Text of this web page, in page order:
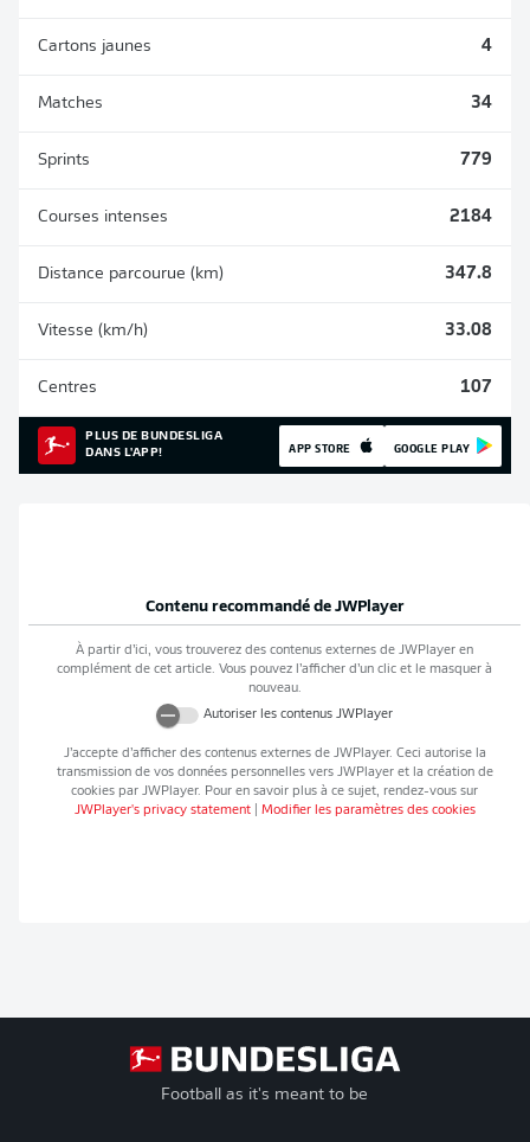
Cartons jaunes 4
Matches 34
Sprints 779
Courses intenses 2184
Distance parcourue (km) 347.8
Vitesse (km/h) 33.08
Centres 107
PLUS DE BUNDESLIGA
DANS L'APP!
APP STORE GOOGLE PLAY
Contenu recommandé de JWPlayer
À partir d’ici, vous trouverez des contenus externes de JWPlayer en
complément de cet article. Vous pouvez l’afficher d’un clic et le masquer à
nouveau.
Autoriser les contenus JWPlayer
J’accepte d’afficher des contenus externes de JWPlayer. Ceci autorise la
transmission de vos données personnelles vers JWPlayeret la création de
cookies par JWPlayer. Pour en savoir plus à ce sujet, rendez-vous sur
JWPlayer's privacy statement| Modifier les paramètres des cookies
Football as it's meant to be